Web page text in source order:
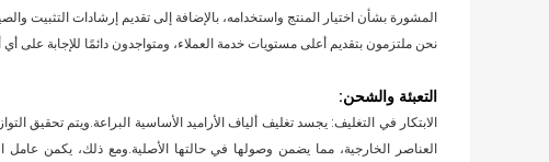
المشورة بشأن اختيار المنتج واستخدامه، بالإضافة إلى تقديم إرشادات التثبيت
نحن ملتزمون بتقديم أعلى مستويات خدمة العملاء، ومتواجدون دائمًا للإجابة على أي
التعبئة والشحن:
الابتكار في التغليف: يجسد تغليف ألياف الأراميد الأساسية البراعة.ويتم تحقيق
العناصر الخارجية، مما يضمن وصولها في حالتها الأصلية.ومع ذلك، يكمن عامل